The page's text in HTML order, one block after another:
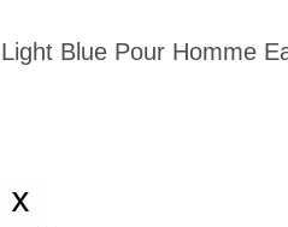
Light Blue Pour Homme